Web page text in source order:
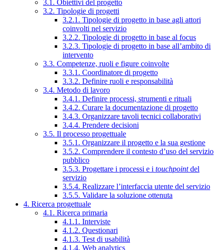
3.1. Obiettivi del progetto
3.2. Tipologie di progetti
3.2.1. Tipologie di progetto in base agli attori
coinvolti nel servizio
3.2.2. Tipologie di progetto in base al focus
3.2.3. Tipologie di progetto in base all’ambito di
intervento
3.3. Competenze, ruoli e figure coinvolte
3.3.1. Coordinatore di progetto
3.3.2. Definire ruoli e responsabilità
3.4. Metodo di lavoro
3.4.1. Definire processi, strumenti e rituali
3.4.2. Curare la documentazione di progetto
3.4.3. Organizzare tavoli tecnici collaborativi
3.4.4. Prendere decisioni
3.5. Il processo progettuale
3.5.1. Organizzare il progetto e la sua gestione
3.5.2. Comprendere il contesto d’uso del servizio
pubblico
3.5.3. Progettare i processi e i touchpointdel
servizio
3.5.4. Realizzare l’interfaccia utente del servizio
3.5.5. Validare la soluzione ottenuta
4. Ricerca progettuale
4.1. Ricerca primaria
4.1.1. Interviste
4.1.2. Questionari
4.1.3. Test di usabilità
4.1.4. Web analytics